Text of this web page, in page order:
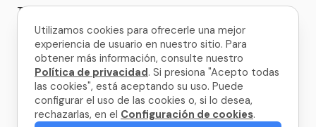
Términos y condiciones
Política de privacidad
Configuración de cookies
© 2026 La Palma Travel
Hecho con
en La Palma
Utilizamos cookies para ofrecerle una mejor
experiencia de usuario en nuestro sitio. Para
obtener más información, consulte nuestro
Política de privacidad. Si presiona "Acepto todas
las cookies", está aceptando su uso. Puede
configurar el uso de las cookies o, si lo desea,
rechazarlas, en el Configuración de cookies.